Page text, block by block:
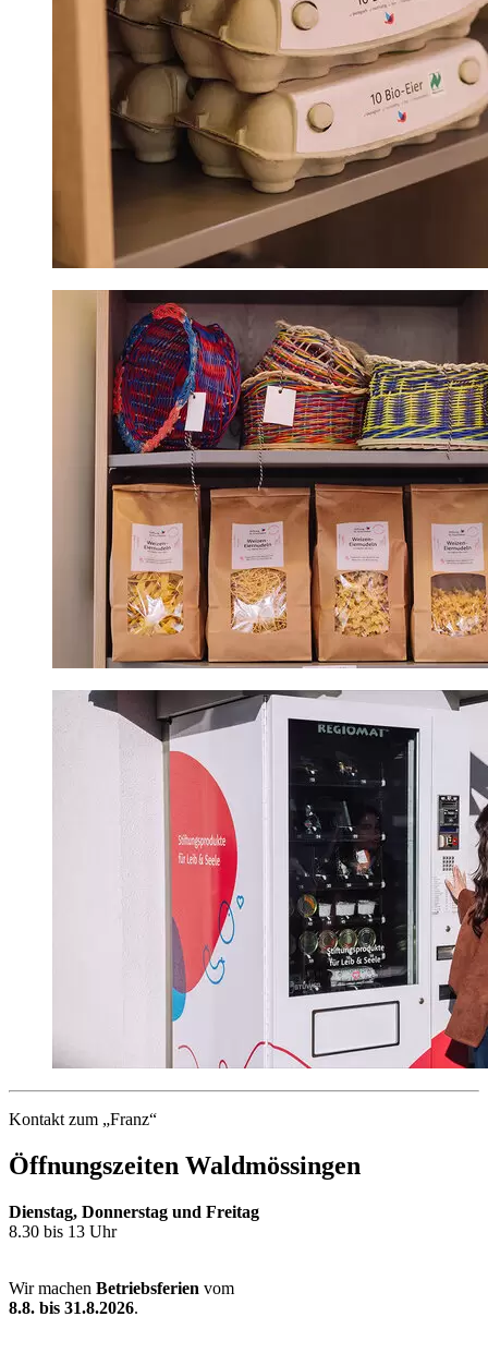
Kontakt zum „Franz“
Öffnungszeiten Waldmössingen
Dienstag, Donnerstag und Freitag
8.30 bis 13 Uhr
Wir machen Betriebsferien vom
8.8. bis 31.8.2026.